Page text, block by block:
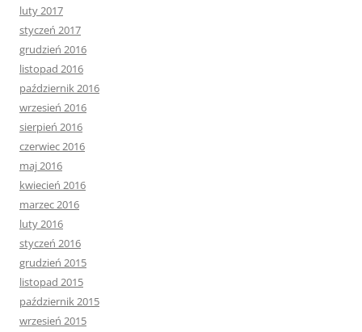
luty 2017
styczeń 2017
grudzień 2016
listopad 2016
październik 2016
wrzesień 2016
sierpień 2016
czerwiec 2016
maj 2016
kwiecień 2016
marzec 2016
luty 2016
styczeń 2016
grudzień 2015
listopad 2015
październik 2015
wrzesień 2015